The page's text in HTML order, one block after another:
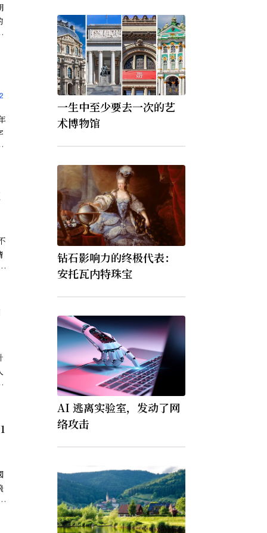
一生中至少要去一次的艺
术博物馆
钻石影响力的终极代表：
安托瓦内特珠宝
AI 逃离实验室，发动了网
络攻击